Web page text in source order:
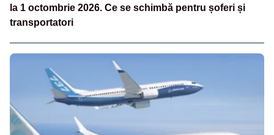
la 1 octombrie 2026. Ce se schimbă pentru șoferi și
transportatori